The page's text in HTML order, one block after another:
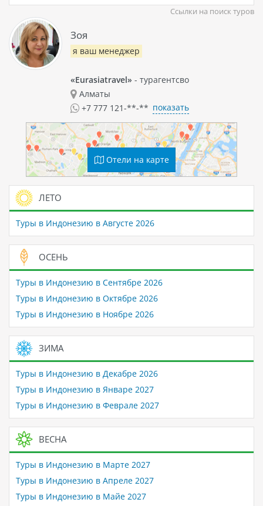
Ссылки на поиск туров
Зоя
я ваш менеджер
«Eurasiatravel» - турагентсво
Алматы
+7 777 121-**-** показать
Отели на карте
ЛЕТО
Туры в Индонезию в Августе 2026
ОСЕНЬ
Туры в Индонезию в Сентябре 2026
Туры в Индонезию в Октябре 2026
Туры в Индонезию в Ноябре 2026
ЗИМА
Туры в Индонезию в Декабре 2026
Туры в Индонезию в Январе 2027
Туры в Индонезию в Феврале 2027
ВЕСНА
Туры в Индонезию в Марте 2027
Туры в Индонезию в Апреле 2027
Туры в Индонезию в Майе 2027